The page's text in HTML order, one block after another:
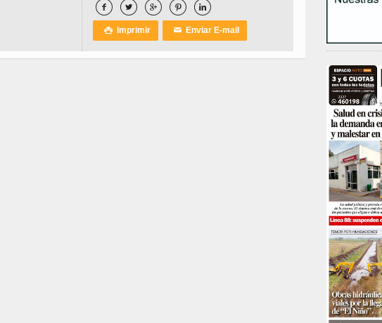
    
 Imprimir ✉ Enviar E-mail